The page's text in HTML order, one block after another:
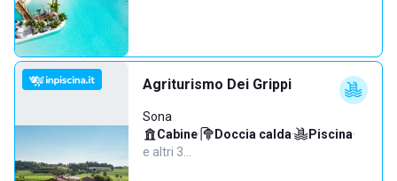
Agriturismo Dei Grippi
Sona
Cabine· Doccia calda· Piscina·
e altri 3…